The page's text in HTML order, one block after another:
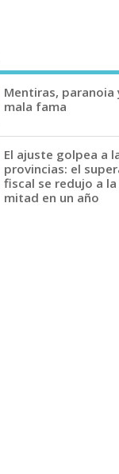
Mentiras, paranoia
mala fama
El ajuste golpea a
provincias: el
fiscal se redujo a la
mitad en un año